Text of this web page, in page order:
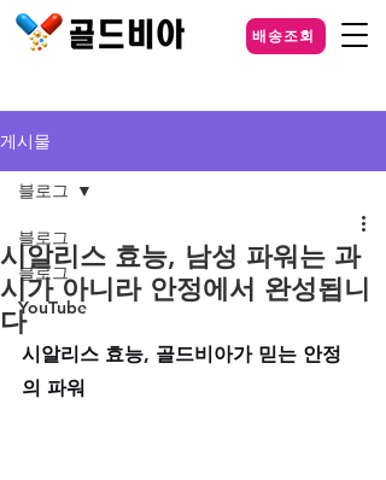
배송조회
게시물
블로그
블로그
YouTube
블로그
시알리스 효능, 남성 파워는 과
시가 아니라 안정에서 완성됩니
다
시알리스 효능, 골드비아가 믿는 안정
의 파워